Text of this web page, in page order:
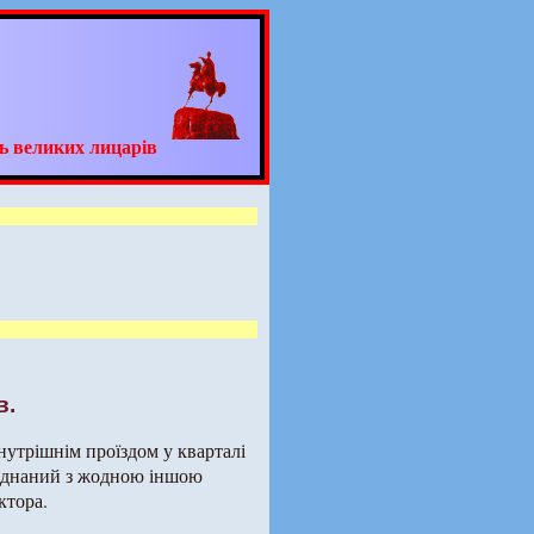
великих лицарів
проїздом у кварталі
з жодною іншою